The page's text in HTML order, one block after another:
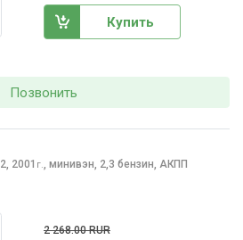
Купить
Позвонить
2, 2001 г., минивэн, 2,3 бензин, АКПП
2 268.00 RUR